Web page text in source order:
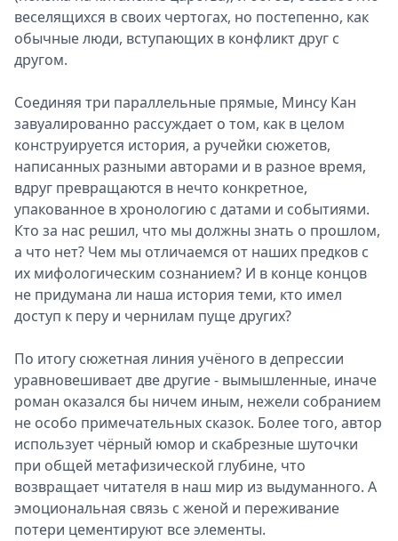
веселящихся в своих чертогах, но постепенно, как
обычные люди, вступающих в конфликт друг с
другом.
Соединяя три параллельные прямые, Минсу Кан
завуалированно рассуждает о том, как в целом
конструируется история, а ручейки сюжетов,
написанных разными авторами и в разное время,
вдруг превращаются в нечто конкретное,
упакованное в хронологию с датами и событиями.
Кто за нас решил, что мы должны знать о прошлом,
а что нет? Чем мы отличаемся от наших предков с
их мифологическим сознанием? И в конце концов
не придумана ли наша история теми, кто имел
доступ к перу и чернилам пуще других?
По итогу сюжетная линия учёного в депрессии
уравновешивает две другие - вымышленные, иначе
роман оказался бы ничем иным, нежели собранием
не особо примечательных сказок. Более того, автор
использует чёрный юмор и скабрезные шуточки
при общей метафизической глубине, что
возвращает читателя в наш мир из выдуманного. А
эмоциональная связь с женой и переживание
потери цементируют все элементы.